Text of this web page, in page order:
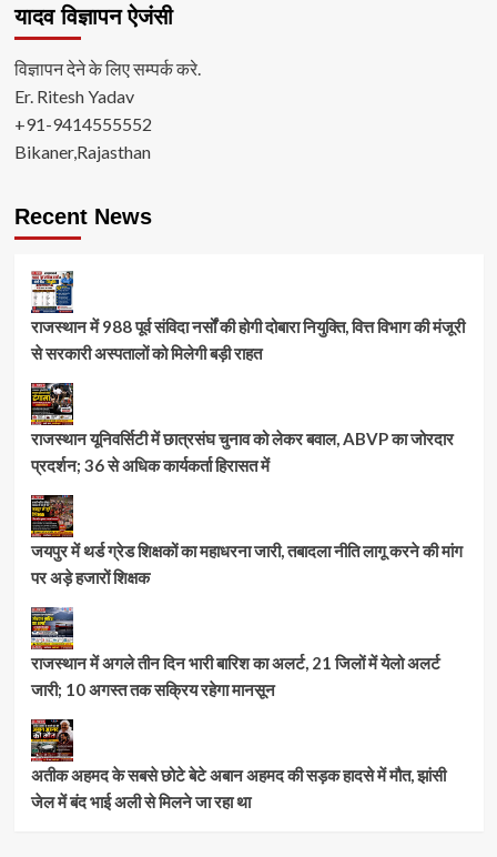
यादव विज्ञापन ऐजंसी
विज्ञापन देने के लिए सम्पर्क करे.
Er. Ritesh Yadav
+91-9414555552
Bikaner,Rajasthan
Recent News
राजस्थान में 988 पूर्व संविदा नर्सों की होगी दोबारा नियुक्ति, वित्त विभाग की मंजूरी
से सरकारी अस्पतालों को मिलेगी बड़ी राहत
राजस्थान यूनिवर्सिटी में छात्रसंघ चुनाव को लेकर बवाल, ABVP का जोरदार
प्रदर्शन; 36 से अधिक कार्यकर्ता हिरासत में
जयपुर में थर्ड ग्रेड शिक्षकों का महाधरना जारी, तबादला नीति लागू करने की मांग
पर अड़े हजारों शिक्षक
राजस्थान में अगले तीन दिन भारी बारिश का अलर्ट, 21 जिलों में येलो अलर्ट
जारी; 10 अगस्त तक सक्रिय रहेगा मानसून
अतीक अहमद के सबसे छोटे बेटे अबान अहमद की सड़क हादसे में मौत, झांसी
जेल में बंद भाई अली से मिलने जा रहा था